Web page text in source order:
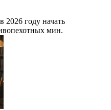
году начать
мин.